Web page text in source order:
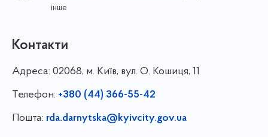
інше
Контакти
Адреса: 02068, м. Київ, вул. О. Кошиця, 11
Телефон: +380 (44) 366-55-42
Пошта: rda.darnytska@kyivcity.gov.ua